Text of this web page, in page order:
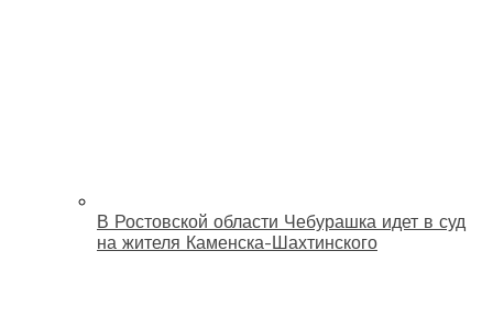
В Ростовской области Чебурашка идет в суд
на жителя Каменска-Шахтинского